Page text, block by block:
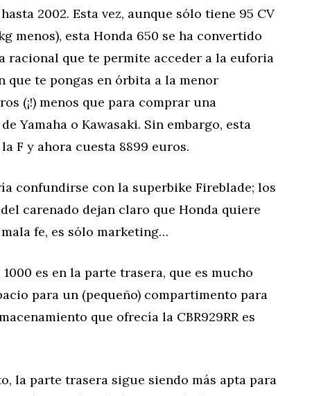
2002. Esta vez, aunque sólo tiene 95 CV
menos), esta Honda 650 se ha convertido
racional que te permite acceder a la euforia
te pongas en órbita a la menor
(¡!) menos que para comprar una
Yamaha o Kawasaki. Sin embargo, esta
F y ahora cuesta 8899 euros.
confundirse con la superbike Fireblade; los
carenado dejan claro que Honda quiere
fe, es sólo marketing…
es en la parte trasera, que es mucho
para un (pequeño) compartimento para
que ofrecía la CBR929RR es
la parte trasera sigue siendo más apta para